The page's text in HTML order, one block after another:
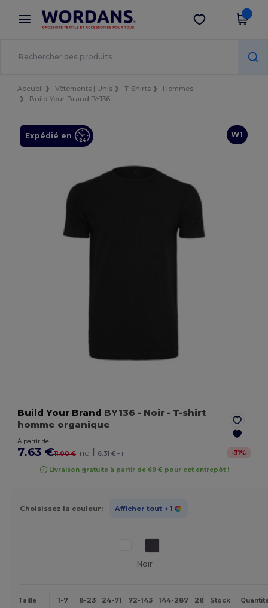
× Appli Wordans
Meilleurs prix sur l’app !
Obtenir l'appli
Accueil Vêtements | Unis T-Shirts
Hommes
Build Your Brand BY136
W1
Expédié en
Build Your Brand BY136 - Noir - T-shirt
homme organique
À partir de
7.63 €11.00 € TTC | 6.31 €HT -31%
Livraison gratuite à partir de 69 € pour cet entrepôt !
Choisissez la couleur: Afficher tout + 1
Noir
Taille 1-7 8-23 24-71 72-143 144-287 288 + Plus
Stock